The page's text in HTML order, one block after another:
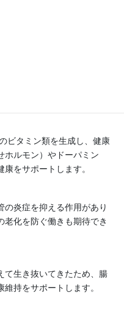
ビタミン類を生成し、健康
ホルモン）やドーパミン
康をサポートします。
炎症を抑える作用があり
老化を防ぐ働きも期待でき
て生き抜いてきたため、腸
持をサポートします。